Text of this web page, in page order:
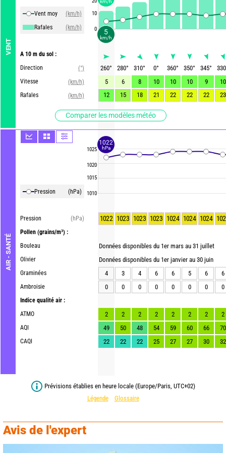
VENT
Vent moy
(km/h)
Rafales
(km/h)
A 10 m du sol :
Direction
(°)
Vitesse
(km/h)
Rafales
(km/h)
Comparer les modèles météo
AIR - SANTÉ
Pression (hPa)
Pression
(hPa)
Pollen (grains/m³) :
Bouleau
Olivier
Graminées
Ambroisie
Indice qualité air :
ATMO
AQI
CAQI
10
0
1025
1020
1015
1010
260° 280° 310° 0° 360° 350° 345°
330
5
6 8 10 10 10 9
10
12
15 18 21 22 22 22 23
1022 1023 1023 1023 1024 1024 1024
Données disponibles du 1er mars au 31 juillet
Données disponibles du 1er janvier au 30 juin
4
3 4 6 6 5 6
6
0
0 0 0 0 0 0 0
2 2 2 2 2 2 2
2
49
50 48 54 59 60 66
70
22
22 22 25 27 27 30 32
Prévisions établies en heure locale (Europe/Paris, UTC+02)
Légende
Glossaire
Avis de l'expert
5
km/h
km/h
1022
hPa